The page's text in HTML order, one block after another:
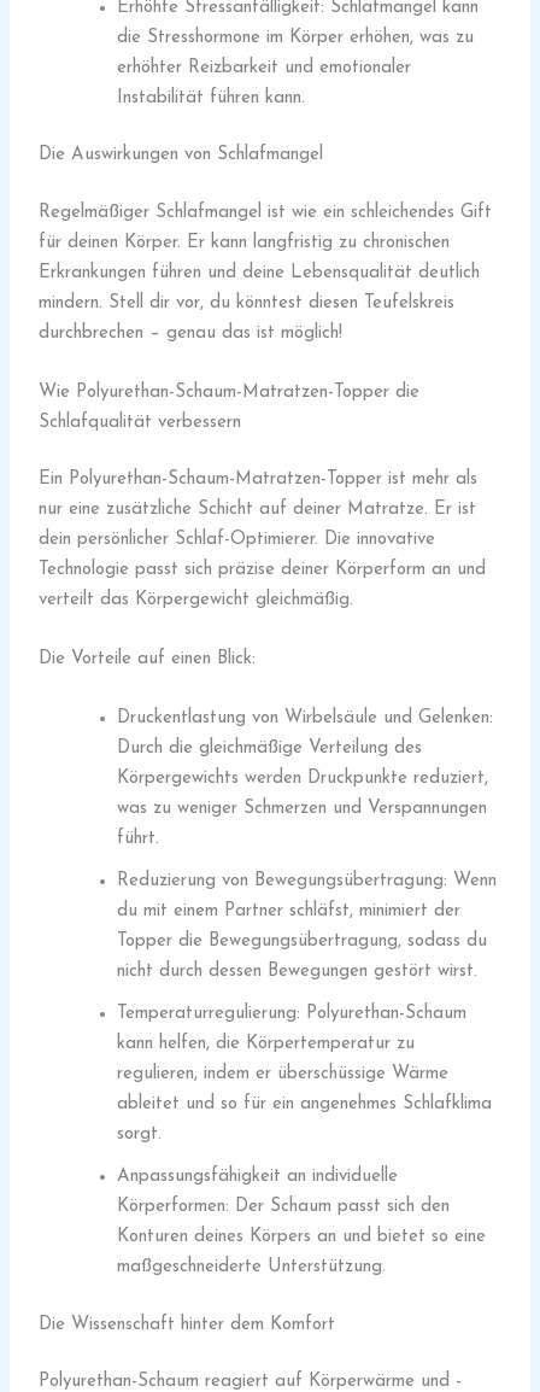
Erhöhte Stressanfälligkeit: Schlafmangel kann
die Stresshormone im Körper erhöhen, was zu
erhöhter Reizbarkeit und emotionaler
Instabilität führen kann.
Die Auswirkungen von Schlafmangel
Regelmäßiger Schlafmangel ist wie ein schleichendes Gift
für deinen Körper. Er kann langfristig zu chronischen
Erkrankungen führen und deine Lebensqualität deutlich
mindern. Stell dir vor, du könntest diesen Teufelskreis
durchbrechen – genau das ist möglich!
Wie Polyurethan-Schaum-Matratzen-Topper die
Schlafqualität verbessern
Ein Polyurethan-Schaum-Matratzen-Topper ist mehr als
nur eine zusätzliche Schicht auf deiner Matratze. Er ist
dein persönlicher Schlaf-Optimierer. Die innovative
Technologie passt sich präzise deiner Körperform an und
verteilt das Körpergewicht gleichmäßig.
Die Vorteile auf einen Blick:
Druckentlastung von Wirbelsäule und Gelenken:
Durch die gleichmäßige Verteilung des
Körpergewichts werden Druckpunkte reduziert,
was zu weniger Schmerzen und Verspannungen
führt.
Reduzierung von Bewegungsübertragung: Wenn
du mit einem Partner schläfst, minimiert der
Topper die Bewegungsübertragung, sodass du
nicht durch dessen Bewegungen gestört wirst.
Temperaturregulierung: Polyurethan-Schaum
kann helfen, die Körpertemperatur zu
regulieren, indem er überschüssige Wärme
ableitet und so für ein angenehmes Schlafklima
sorgt.
Anpassungsfähigkeit an individuelle
Körperformen: Der Schaum passt sich den
Konturen deines Körpers an und bietet so eine
maßgeschneiderte Unterstützung.
Die Wissenschaft hinter dem Komfort
Polyurethan-Schaum reagiert auf Körperwärme und -